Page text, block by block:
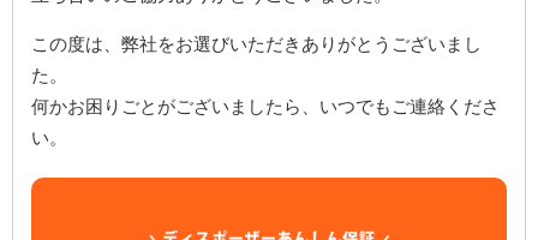
この度は、弊社をお選びいただきありがとうございまし
た。
何かお困りごとがございましたら、いつでもご連絡くださ
い。